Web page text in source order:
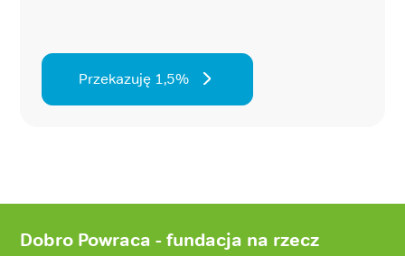
Przekazuję 1,5%
stronyDobro Powraca - fundacja na rzecz